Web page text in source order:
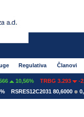
Regulativa Članovi
10,56% TRBG 3.293
-
RSRES12C2031 80,6000